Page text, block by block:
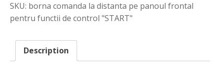
SKU: borna comanda la distanta pe panoul frontal
pentru functii de control "START"
Description